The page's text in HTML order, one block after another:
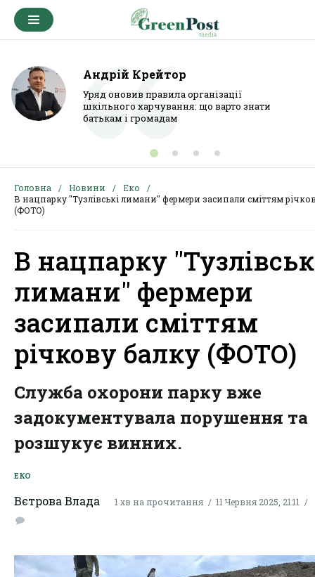
Андрій Крейтор
Уряд оновив правила організації
шкільного харчування: що варто знати
батькам і громадам
Головна Новини
Еко
В нацпарку "Тузлівські лимани" фермери засипали сміттям
(ФОТО)
В нацпарку
лимани" фермери
засипали сміттям
річкову балку (ФОТО)
Служба охорони парку вже
задокументувала порушення та
розшукує винних.
ЕКО
Вєтрова Влада 1 хв на прочитання 11 Червня 2025, 21:11